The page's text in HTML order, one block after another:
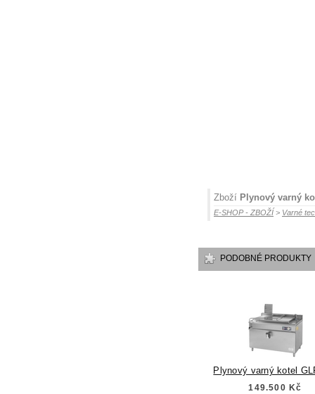
Zboží Plynový varný
E-SHOP - ZBOŽÍ > Varné
PODOBNÉ PRODUKTY
Plynový varný kotel
149.500 Kč